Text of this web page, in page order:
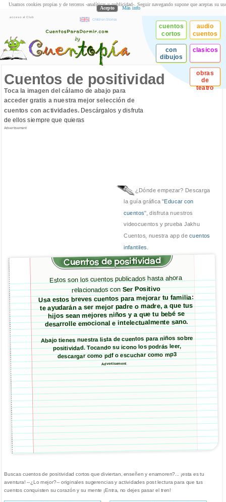
acceso al Club
Children Stories
cuentos
cortos
audio
cuentos
con
dibujos
clasicos
obras
de
teatro
Cuentos de positividad
Toca la imagen del cálamo de abajo para
acceder gratis a nuestra mejor selección de
cuentos con actividades.Descárgalos y disfruta
de ellos siempre que quieras
Advertisement
¿Dónde empezar? Descarga
la guía gráfica "Educar con
cuentos", disfruta nuestros
videocuentos y prueba Jakhu
Cuentos, nuestra app decuentos
infantiles
Cuentos de positividad
Estos son los cuentos publicados hasta ahora
relacionados conSer Positivo
Usa estos breves cuentos para mejorar tu familia:
te ayudarán a ser mejor padre o madre, a que tus
hijos sean mejores niños y a que tu bebé se
desarrolle emocional e intelectualmente sano.
Abajo tienes nuestra lista de cuentos para niños sobre
positividad. Tocando su icono los podrás leer,
descargar como pdf o escuchar como mp3
Advertisement
Buscas cuentos de positividad cortos que diviertan, enseñen y enamoren?... ¡esta es tu
aventura! --¿Lo mejor?-- originales sugerencias y actividades post lectura para que tus
cuentos conquisten su corazón y su mente ¡Entra, no dejes pasar el tren!
Usamos cookies propias y de terceros -analíticas y publicidad-. Seguir navegando supone que aceptas su
Acepto Más info